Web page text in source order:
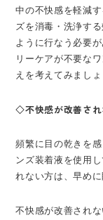
中の不快感を軽減
ズを消毒・洗浄す
ように行なう必要
リーケアが不要な
えを考えてみましょ
◇不快感が改善され
頻繁に目の乾きを
ンズ装着液を使用
れない方は、早めに
不快感が改善され